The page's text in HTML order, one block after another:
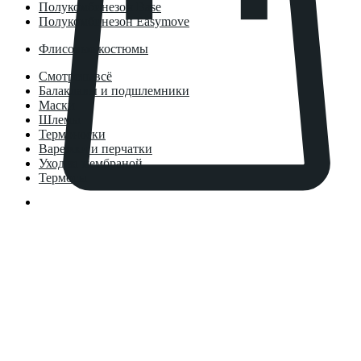
Полукомбинезон Base
Полукомбинезон Easymove
Флисовые костюмы
Смотреть всё
Балаклавы и подшлемники
Маски
Шлемы
Термоноски
Варежки и перчатки
Уход за мембраной
Термосы